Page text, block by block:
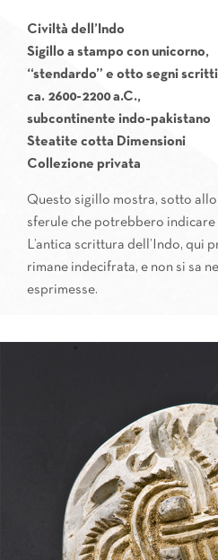
Civiltà dell’Indo
Sigillo a stampo con unicorno,
“stendardo” e otto segni
ca. 2600-2200 a.C.,
subcontinente indo-pakistano
Steatite cotta Dimensioni
Collezione privata
Questo sigillo mostra, sotto allo
sferule che potrebbero
L’antica scrittura dell’Indo, qui
rimane indecifrata, e non si sa
esprimesse.